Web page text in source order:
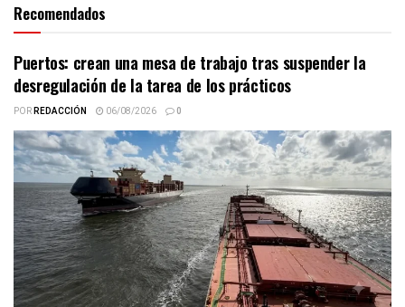
Recomendados
Puertos: crean una mesa de trabajo tras suspender la
desregulación de la tarea de los prácticos
PORREDACCIÓN 06/08/2026 0